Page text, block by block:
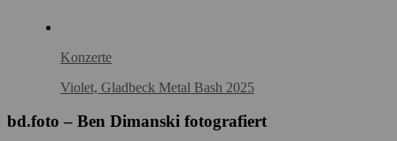
Konzerte
Violet, Gladbeck Metal Bash 2025
bd.foto – Ben Dimanski fotografiert